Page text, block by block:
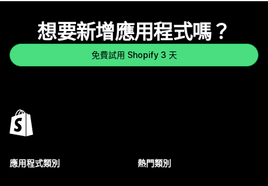
想要新增應用程式嗎？
免費試用 Shopify 3 天
應用程式類別 熱門類別